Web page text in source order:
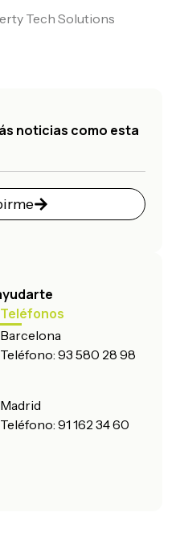
Tech Solutions
noticias como esta
Teléfonos
Barcelona
Teléfono: 93 580 28 98
Madrid
Teléfono: 91 162 34 60